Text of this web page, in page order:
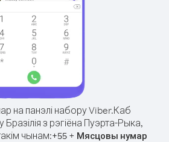
на панэлі набору Viber.Каб
Бразілія з рэгіёна Пуэрта-Рыка,
чынам:+55+ Мясцовы нумар